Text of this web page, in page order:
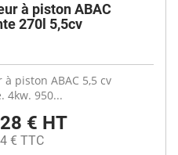
à piston ABAC
270l 5,5cv
piston ABAC 5,5 cv
4kw. 950...
€ HT
€ TTC